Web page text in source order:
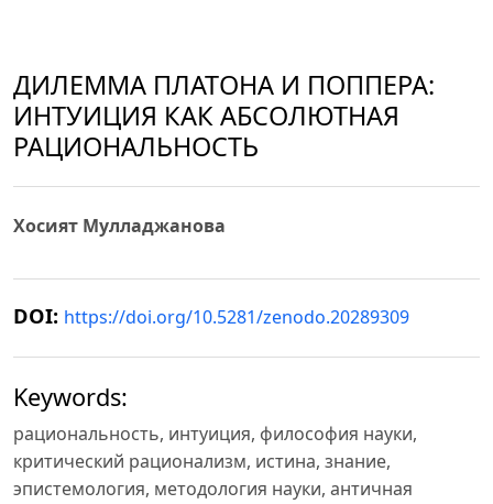
ДИЛЕММА ПЛАТОНА И ПОППЕРА:
ИНТУИЦИЯ КАК АБСОЛЮТНАЯ
РАЦИОНАЛЬНОСТЬ
Хосият Мулладжанова
DOI: https://doi.org/10.5281/zenodo.20289309
Keywords:
рациональность, интуиция, философия науки,
критический рационализм, истина, знание,
эпистемология, методология науки, античная